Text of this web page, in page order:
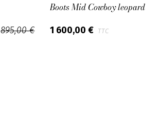
895,00 €
Boots Mid Cowboy leopard
1 600,00 € TTC